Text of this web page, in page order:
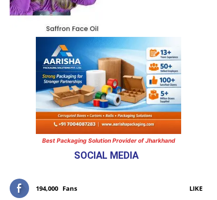
Best Packaging Solution Provider of Jharkhand
SOCIAL MEDIA
194,000 Fans LIKE